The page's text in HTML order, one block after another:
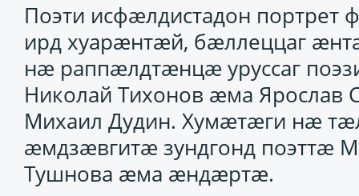
Поэти исфӕлдистадон портрет
ирд хуарӕнтӕй, бӕллеццаг
нӕ раппӕлдтӕнцӕ уруссаг
Николай Тихонов ӕма Ярослав
Михаил Дудин. Хумӕтӕги нӕ
ӕмдзӕвгитӕ зундгонд поэттӕ
Тушнова ӕма ӕндӕртӕ.